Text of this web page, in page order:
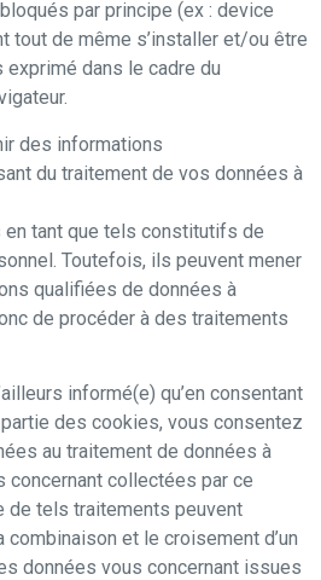
par principe (ex : device
tout de même s’installer et/ou être
dans le cadre du
des informations
du traitement de vos données à
tant que tels constitutifs de
Toutefois, ils peuvent mener
qualifiées de données à
de procéder à des traitements
informé(e) qu’en consentant
des cookies, vous consentez
au traitement de données à
concernant collectées par ce
de tels traitements peuvent
et le croisement d’un
données vous concernant issues